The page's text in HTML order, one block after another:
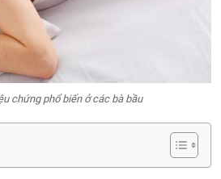
chứng phổ biến ở các bà bầu